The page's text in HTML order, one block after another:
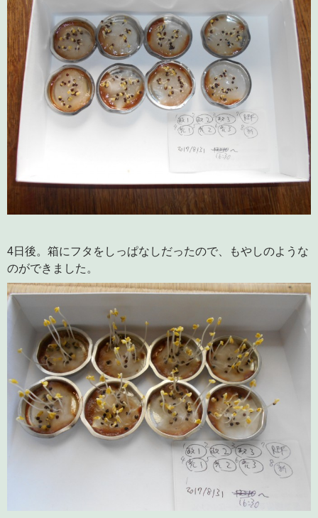
4日後。箱にフタをしっぱなしだったので、もやしのような
のができました。